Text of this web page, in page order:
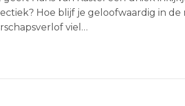
Hoe blijf je geloofwaardig in
viel…